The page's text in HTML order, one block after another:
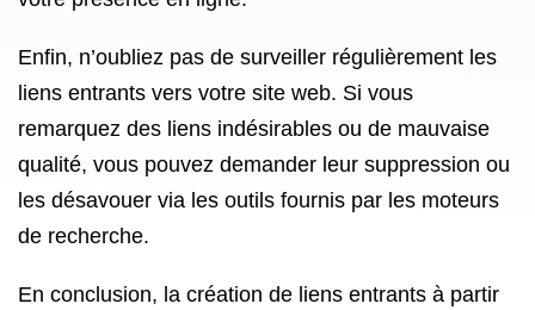
Enfin, n’oubliez pas de surveiller régulièrement les
liens entrants vers votre site web. Si vous
remarquez des liens indésirables ou de mauvaise
qualité, vous pouvez demander leur suppression ou
les désavouer via les outils fournis par les moteurs
de recherche.
En conclusion, la création de liens entrants à partir